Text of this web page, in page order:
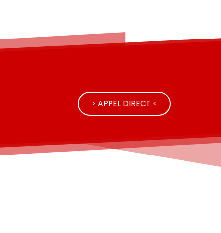
> APPEL DIRECT <